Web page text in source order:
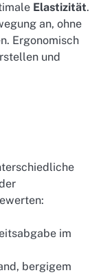
Elastizität.
an, ohne
Ergonomisch
und
im
bergigem